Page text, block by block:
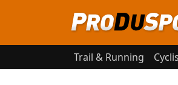
Trail & Running